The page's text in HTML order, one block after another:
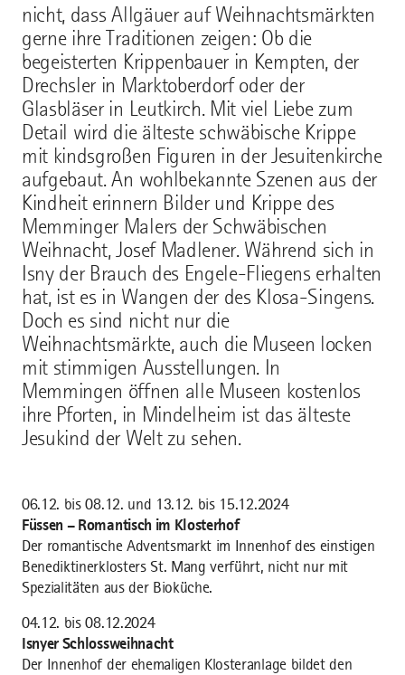
nicht, dass Allgäuer auf Weihnachtsmärkten
gerne ihre Traditionen zeigen: Ob die
begeisterten Krippenbauer in Kempten, der
Drechsler in Marktoberdorf oder der
Glasbläser in Leutkirch. Mit viel Liebe zum
Detail wird die älteste schwäbische Krippe
mit kindsgroßen Figuren in der Jesuitenkirche
aufgebaut. An wohlbekannte Szenen aus der
Kindheit erinnern Bilder und Krippe des
Memminger Malers der Schwäbischen
Weihnacht, Josef Madlener. Während sich in
Isny der Brauch des Engele-Fliegens erhalten
hat, ist es in Wangen der des Klosa-Singens.
Doch es sind nicht nur die
Weihnachtsmärkte, auch die Museen locken
mit stimmigen Ausstellungen. In
Memmingen öffnen alle Museen kostenlos
ihre Pforten, in Mindelheim ist das älteste
Jesukind der Welt zu sehen.
06.12. bis 08.12. und 13.12. bis 15.12.2024
Füssen – Romantisch im Klosterhof
Der romantische Adventsmarkt im Innenhof des einstigen
Benediktinerklosters St. Mang verführt, nicht nur mit
Spezialitäten aus der Bioküche.
04.12. bis 08.12.2024
Isnyer Schlossweihnacht
Der Innenhof der ehemaligen Klosteranlage bildet den